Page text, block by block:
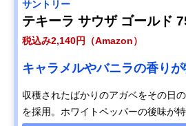
サントリー
テキーラ サウザ ゴールド
税込み2,140円（Amazon）
キャラメルやバニラの香り
収穫されたばかりのアガベをその日
を採用。ホワイトペッパーの後味が特